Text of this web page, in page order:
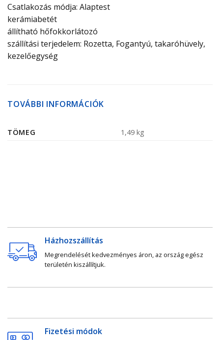
Csatlakozás módja: Alaptest
kerámiabetét
állítható hőfokkorlátozó
szállítási terjedelem: Rozetta, Fogantyú, takaróhüvely,
kezelőegység
TOVÁBBI INFORMÁCIÓK
TÖMEG 1,49 kg
Házhozszállítás
Megrendelését kedvezményes áron, az ország egész
területén kiszállítjuk.
Fizetési módok